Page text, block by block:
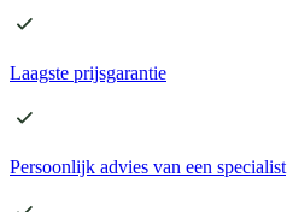
Laagste prijsgarantie
Persoonlijk advies van een specialist